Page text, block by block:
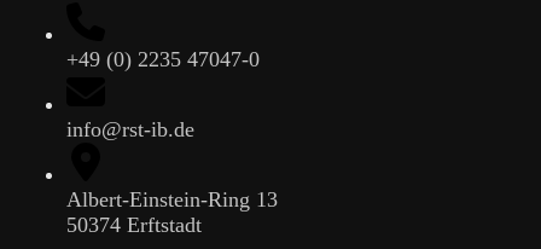
+49 (0) 2235 47047-0
info@rst-ib.de
Albert-Einstein-Ring 13
50374 Erftstadt